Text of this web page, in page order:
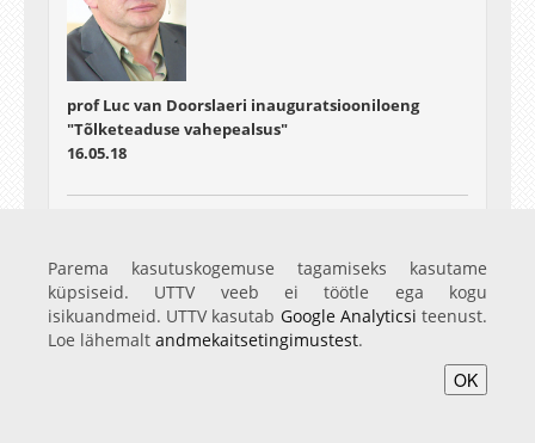
prof Luc van Doorslaeri inauguratsiooniloeng
"Tõlketeaduse vahepealsus"
16.05.18
Parema kasutuskogemuse tagamiseks kasutame
küpsiseid. UTTV veeb ei töötle ega kogu
isikuandmeid. UTTV kasutab Google Analyticsi teenust.
Loe lähemalt andmekaitsetingimustest.
OK